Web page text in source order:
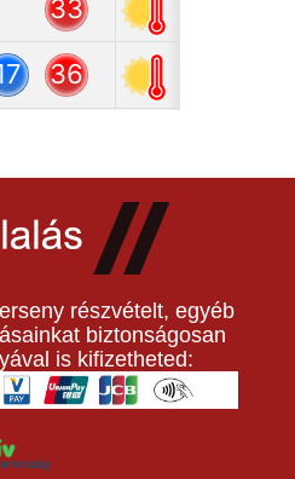
részvételt, egyéb
biztonságosan
is kifizetheted: